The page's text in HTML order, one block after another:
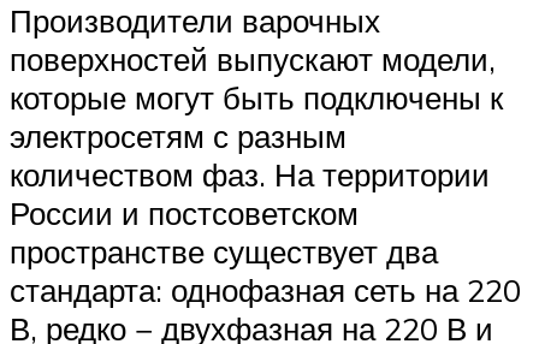
Производители варочных
поверхностей выпускают модели,
которые могут быть подключены к
электросетям с разным
количеством фаз. На территории
России и постсоветском
пространстве существует два
стандарта: однофазная сеть на 220
В, редко − двухфазная на 220 В и